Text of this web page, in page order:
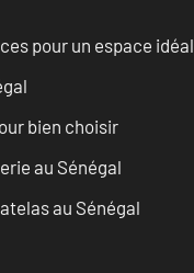
pour un espace idéal
bien choisir
au Sénégal
au Sénégal